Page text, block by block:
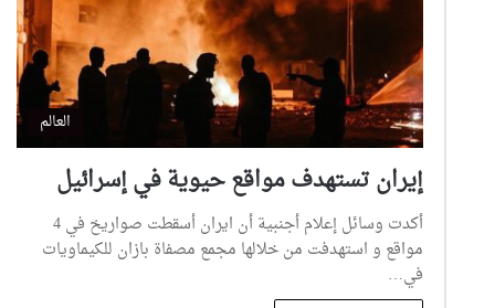
العالم
إيران تستهدف مواقع حيوية في إسرائيل
أكدت وسائل إعلام أجنبية أن ايران أسقطت صواريخ في 4
مواقع و استهدفت من خلالها مجمع مصفاة بازان للكيماويات
في…